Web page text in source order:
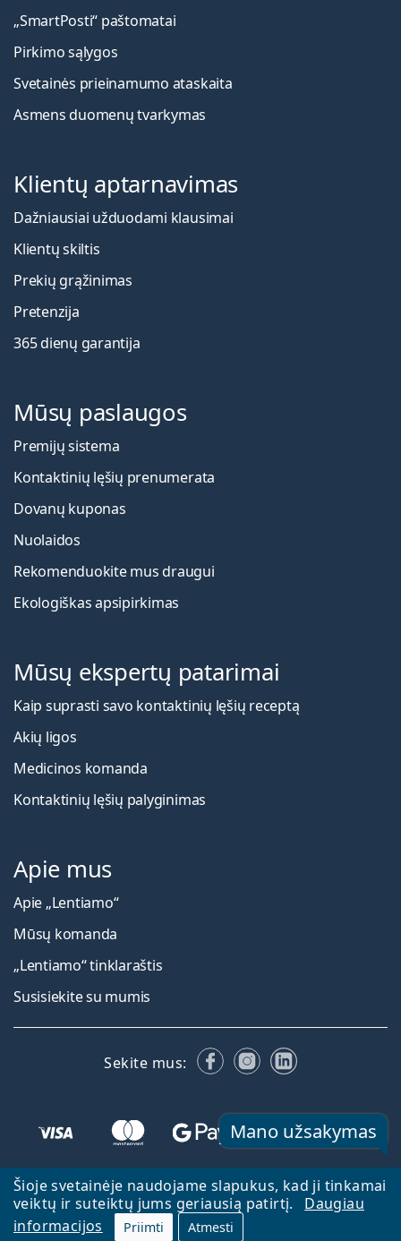
Šioje svetainėje naudojame slapukus, kad ji tinkamai
veiktų ir suteiktų jums geriausią patirtį.
Daugiau
informacijos
Priimti Atmesti
Mano užsakymas
„SmartPosti“ paštomatai
Pirkimo sąlygos
Svetainės prieinamumo ataskaita
Asmens duomenų tvarkymas
Klientų aptarnavimas
Dažniausiai užduodami klausimai
Klientų skiltis
Prekių grąžinimas
Pretenzija
365 dienų garantija
Mūsų paslaugos
Premijų sistema
Kontaktinių lęšių prenumerata
Dovanų kuponas
Nuolaidos
Rekomenduokite mus draugui
Ekologiškas apsipirkimas
Mūsų ekspertų patarimai
Kaip suprasti savo kontaktinių lęšių receptą
Akių ligos
Medicinos komanda
Kontaktinių lęšių palyginimas
Apie mus
Apie „Lentiamo“
Mūsų komanda
„Lentiamo“ tinklaraštis
Susisiekite su mumis
Sekite mus: FacebookInstagram
LinkedIn